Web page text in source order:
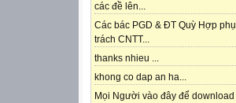
các đề lên...
Các bác PGD & ĐT Quỳ Hợp phụ
trách CNTT...
thanks nhieu ...
khong co dap an ha...
Mọi Người vào đây để download